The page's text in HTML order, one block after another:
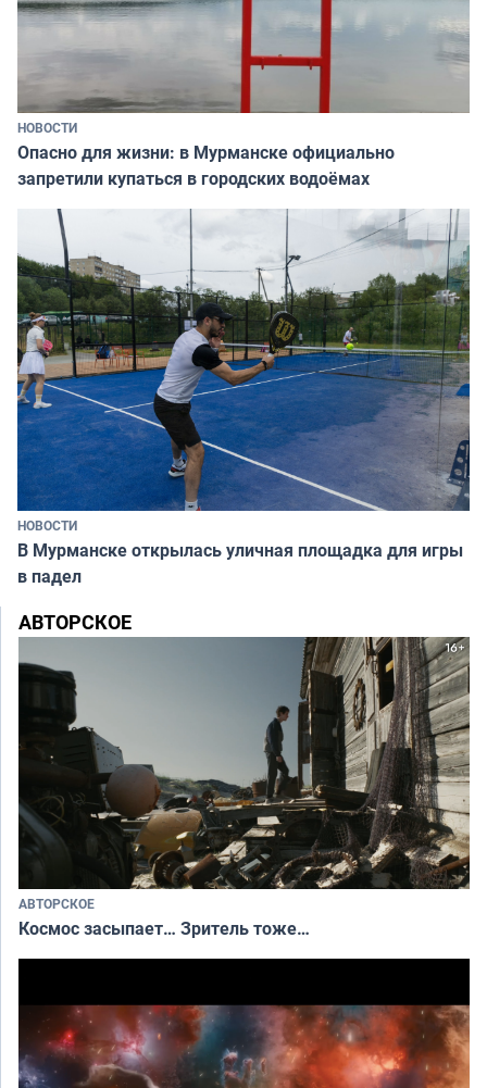
НОВОСТИ
Опасно для жизни: в Мурманске официально
запретили купаться в городских водоёмах
НОВОСТИ
В Мурманске открылась уличная площадка для игры
в падел
АВТОРСКОЕ
АВТОРСКОЕ
Космос засыпает… Зритель тоже…